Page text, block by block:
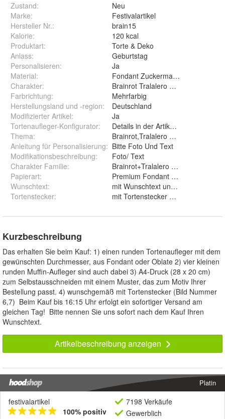
Zustand:
Neu
Marke:
Festivalartikel
Hersteller Nr.:
brain15
Kalorie:
120 kcal
Produktart:
Torte & Deko
Anlass:
Geburtstag
Personalisieren:
Ja
Material:
Fondant Zuckermasse Oblate
Charakter:
Brainrot Tralalero Tralala Brr Brr
Farbrichtung:
Mehrfarbig
Herstellungsland und -region:
Deutschland
Modifizierter Artikel:
Ja
Tortenaufleger-Konfigurator:
Details in der Artikelbeschreibung
Thema:
Brainrot,Tralalero Tralala,Brr Brr
Anleitung für Personalisierung: Bitte Foto Und Text
Modifikationsbeschreibung:
Foto/ Text
Charakter Familie:
Brainrot+Tralalero Tralala+Brr Brr
Papierart:
Wunschtext:
mit Wunschtext und ohne
Tortenstecker:
Kurzbeschreibung
Das erhalten Sie beim Kauf: 1) einen runden Tortenaufleger mit dem
gewünschten Durchmesser, aus Fondant oder Oblate 2) vier kleinen
runden Muffin-Aufleger sind auch dabei 3) A4-Druck (28 x 20 cm)
zum Selbstausschneiden mit einem Muster, das zum Motiv Ihrer
Bestellung passt. 4) wunschgemäß mit Tortenstecker (Bild Nummer
6,7) Beim Kauf bis 16:15 Uhr erfolgt ein sofortiger Versand am
gleichen Tag! Bitte nennen Sie uns sofort nach dem Kauf Ihren
Wunschtext.
Artikelbeschreibung anzeigen
Platin
festivalartikel
100% positiv
7198 Verkäufe
Gewerblich